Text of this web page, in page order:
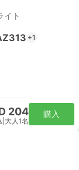
イト
+1
204
大人1名
購入